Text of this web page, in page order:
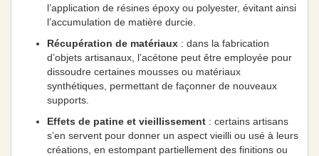
l’application de résines époxy ou polyester, évitant ainsi
l’accumulation de matière durcie.
Récupération de matériaux : dans la fabrication
d’objets artisanaux, l’acétone peut être employée pour
dissoudre certaines mousses ou matériaux
synthétiques, permettant de façonner de nouveaux
supports.
Effets de patine et vieillissement : certains artisans
s’en servent pour donner un aspect vieilli ou usé à leurs
créations, en estompant partiellement des finitions ou